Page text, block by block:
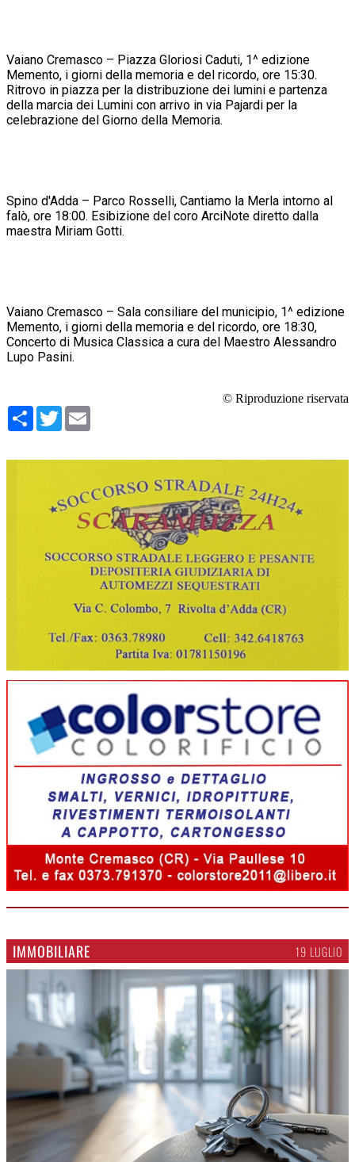
Vaiano Cremasco – Piazza Gloriosi Caduti, 1^ edizione
Memento, i giorni della memoria e del ricordo, ore 15:30.
Ritrovo in piazza per la distribuzione dei lumini e partenza
della marcia dei Lumini con arrivo in via Pajardi per la
celebrazione del Giorno della Memoria.
Spino d'Adda – Parco Rosselli, Cantiamo la Merla intorno al
falò, ore 18:00. Esibizione del coro ArciNote diretto dalla
maestra Miriam Gotti.
Vaiano Cremasco – Sala consiliare del municipio, 1^ edizione
Memento, i giorni della memoria e del ricordo, ore 18:30,
Concerto di Musica Classica a cura del Maestro Alessandro
Lupo Pasini.
© Riproduzione riservata
Condividi
Twitter
IMMOBILIARE 19 LUGLIO